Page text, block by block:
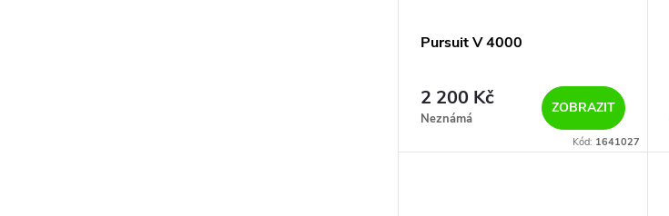
Pursuit V 4000
2 200 Kč
Neznámá
ZOBRAZIT
Kód: 1641027